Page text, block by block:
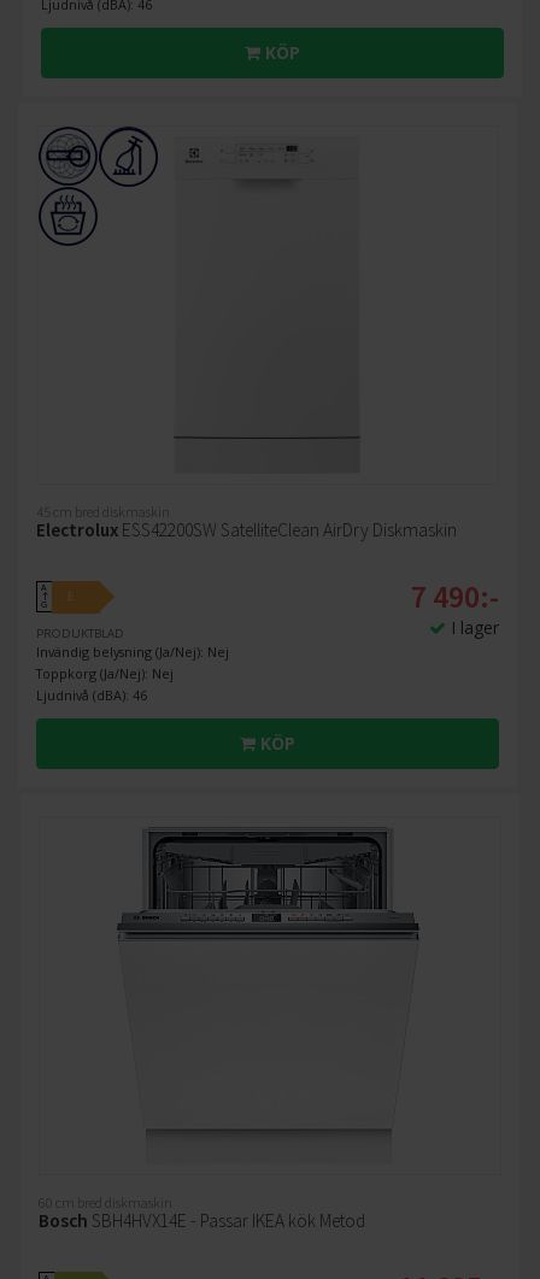
Ljudnivå (dBA): 46
KÖP
45 cm bred diskmaskin
Electrolux ESS42200SW SatelliteClean AirDry Diskmaskin
A
↑
G
E
PRODUKTBLAD
Invändig belysning (Ja/Nej): Nej
Toppkorg (Ja/Nej): Nej
Ljudnivå (dBA): 46
7 490:-
I lager
KÖP
60 cm bred diskmaskin
Bosch SBH4HVX14E - Passar IKEA kök Metod